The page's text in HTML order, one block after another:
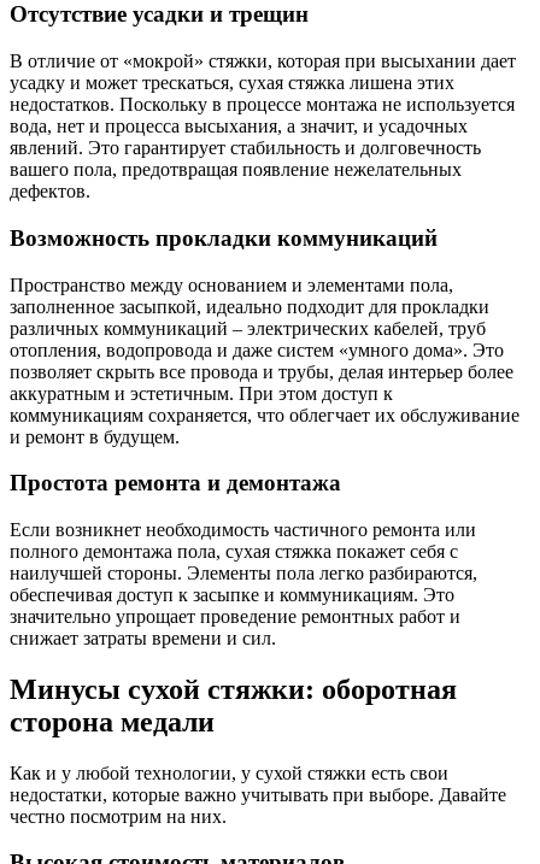
Отсутствие усадки и трещин
В отличие от «мокрой» стяжки, которая при высыхании дает
усадку и может трескаться, сухая стяжка лишена этих
недостатков. Поскольку в процессе монтажа не используется
вода, нет и процесса высыхания, а значит, и усадочных
явлений. Это гарантирует стабильность и долговечность
вашего пола, предотвращая появление нежелательных
дефектов.
Возможность прокладки коммуникаций
Пространство между основанием и элементами пола,
заполненное засыпкой, идеально подходит для прокладки
различных коммуникаций – электрических кабелей, труб
отопления, водопровода и даже систем «умного дома». Это
позволяет скрыть все провода и трубы, делая интерьер более
аккуратным и эстетичным. При этом доступ к
коммуникациям сохраняется, что облегчает их обслуживание
и ремонт в будущем.
Простота ремонта и демонтажа
Если возникнет необходимость частичного ремонта или
полного демонтажа пола, сухая стяжка покажет себя с
наилучшей стороны. Элементы пола легко разбираются,
обеспечивая доступ к засыпке и коммуникациям. Это
значительно упрощает проведение ремонтных работ и
снижает затраты времени и сил.
Минусы сухой стяжки: оборотная
сторона медали
Как и у любой технологии, у сухой стяжки есть свои
недостатки, которые важно учитывать при выборе. Давайте
честно посмотрим на них.